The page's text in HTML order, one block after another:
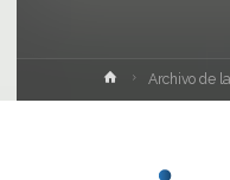
InicioArchivo de